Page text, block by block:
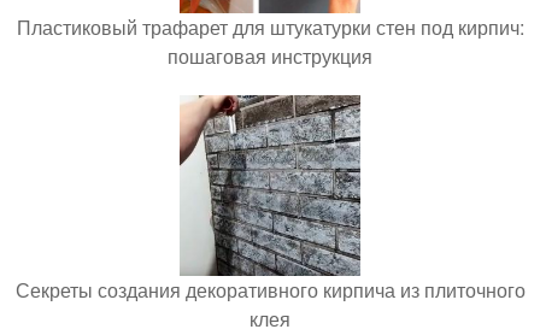
Пластиковый трафарет для штукатурки стен под кирпич:
пошаговая инструкция
Секреты создания декоративного кирпича из плиточного
клея